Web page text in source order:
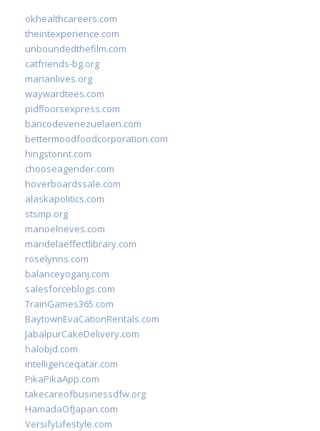
okhealthcareers.com
theintexperience.com
unboundedthefilm.com
catfriends-bg.org
marianlives.org
waywardtees.com
pidfloorsexpress.com
bancodevenezuelaen.com
bettermoodfoodcorporation.com
hingstonnt.com
chooseagender.com
hoverboardssale.com
alaskapolitics.com
stsmp.org
manoelneves.com
mandelaeffectlibrary.com
roselynns.com
balanceyoganj.com
salesforceblogs.com
TrainGames365.com
BaytownEvaCationRentals.com
JabalpurCakeDelivery.com
halobjd.com
intelligenceqatar.com
PikaPikaApp.com
takecareofbusinessdfw.org
HamadaOfJapan.com
VersifyLifestyle.com